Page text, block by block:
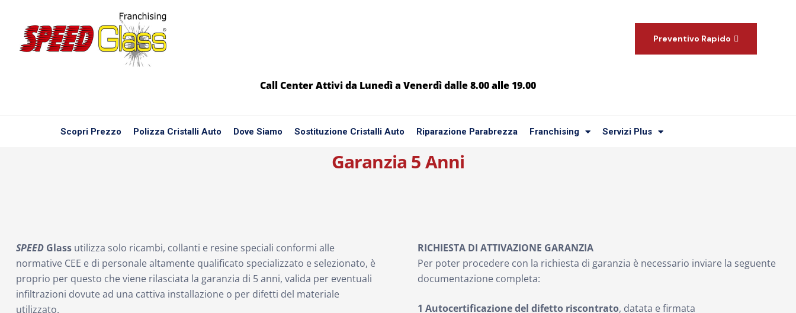
Preventivo Rapido
Call Center Attivi da Lunedì a Venerdì dalle 8.00 alle 19.00
Scopri Prezzo Polizza Cristalli Auto Dove Siamo Sostituzione Cristalli Auto Riparazione Parabrezza Franchising Servizi Plus
Garanzia 5 Anni
SPEED Glass utilizza solo ricambi, collanti e resine speciali conformi alle
normative CEE e di personale altamente qualificato specializzato e selezionato, è
proprio per questo che viene rilasciata la garanzia di 5 anni, valida per eventuali
infiltrazioni dovute ad una cattiva installazione o per difetti del materiale
utilizzato.
RICHIESTA DI ATTIVAZIONE GARANZIA
Per poter procedere con la richiesta di garanzia è necessario inviare la seguente
documentazione completa:
1 Autocertificazione del difetto riscontrato, datata e firmata